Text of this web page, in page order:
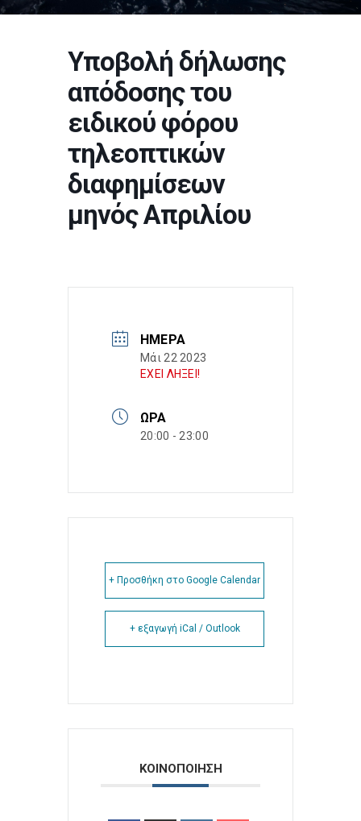
Υποβολή δήλωσης
απόδοσης του
ειδικού φόρου
τηλεοπτικών
διαφημίσεων
μηνός Απριλίου
ΗΜΈΡΑ
Μάι 22 2023
ΕΧΕΙ ΛΗΞΕΙ!
ΏΡΑ
20:00 - 23:00
+ Προσθήκη στο Google Calendar
+ εξαγωγή iCal / Outlook
ΚΟΙΝΟΠΟΙΗΣΗ